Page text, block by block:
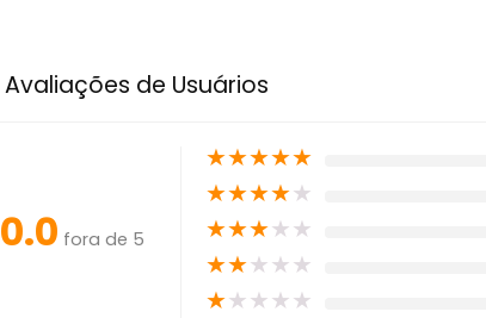
Avaliações de Usuários
0.0 fora de 5
★★★★★
★★★★★
★★★★★
★★★★★
★★★★★